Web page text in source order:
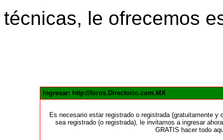
técnicas, le ofrecemos
Ingresar: http://foros.Directorio.com.MX
Es necesario estar registrado o registrada (gratuitamente
sea registrado (o registrada), le invitamos a ingresar
GRATIS hacer todo